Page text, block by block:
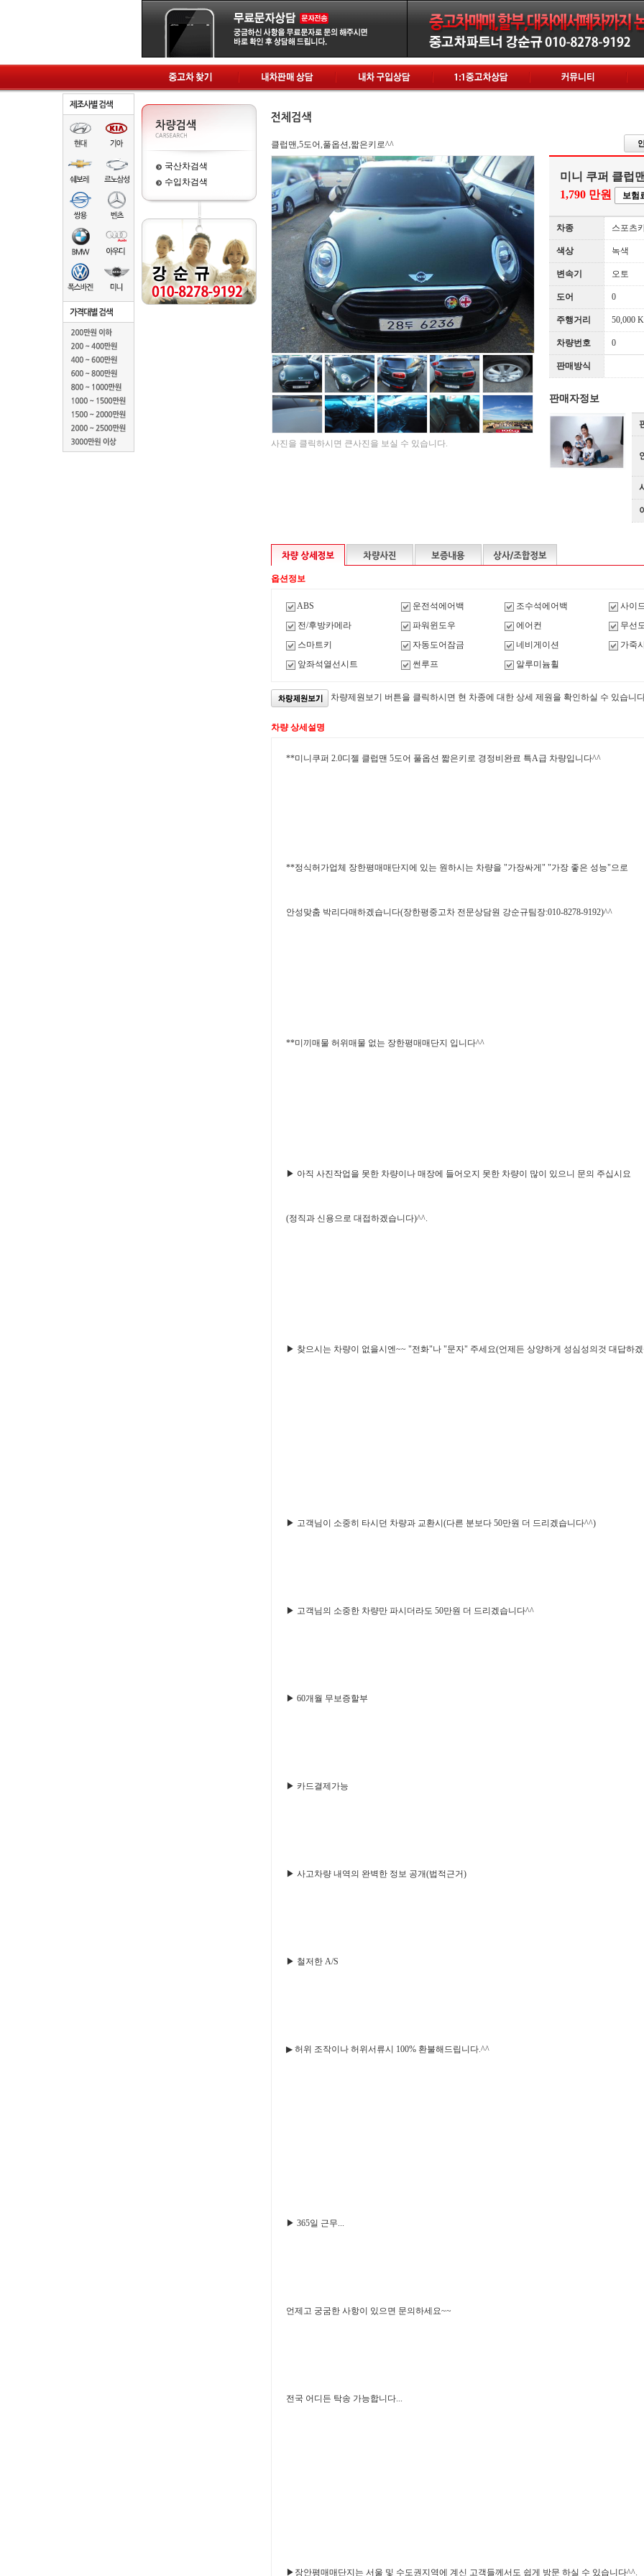
홈으로 | 로그인 | 회원가입
국산차검색
수입차검색
클럽맨,5도어,풀옵션,짧은키로^^
사진을 클릭하시면 큰사진을 보실 수 있습니다.
미니 쿠퍼 클럽
1,790 만원
보험
차종 스포츠
색상 녹색
변속기 오토
도어 0
주행거리 50,000
차량번호 0
판매방식
판매자정보
옵션정보
ABS 운전석에어백 조수석에어백 사이
전/후방카메라
파워윈도우 에어컨 무선
스마트키
자동도어잠금 네비게이션 가죽
앞좌석열선시트
썬루프 알루미늄휠
차량제원보기 버튼을 클릭하시면 현 차종에 대한 상세 제원을 확인하실 수 있습니
차량 상세설명
**미니쿠퍼 2.0디젤 클럽맨 5도어 풀옵션 짧은키로 경정비완료 특A급 차량입니다^^
**정식허가업체 장한평매매단지에 있는 원하시는 차량을 "가장싸게" "가장 좋은 성능"으로
안성맞춤 박리다매하겠습니다(장한평중고차 전문상담원 강순규팀장:010-8278-9192)^^
**미끼매물 허위매물 없는 장한평매매단지 입니다^^
▶ 아직 사진작업을 못한 차량이나 매장에 들어오지 못한 차량이 많이 있으니 문의 주십시요
(정직과 신용으로 대접하겠습니다)^^.
▶ 찾으시는 차량이 없을시엔~~ "전화"나 "문자" 주세요(언제든 상양하게 성심성의것 대답하
▶ 고객님이 소중히 타시던 차량과 교환시(다른 분보다 50만원 더 드리겠습니다^^)
▶ 고객님의 소중한 차량만 파시더라도 50만원 더 드리겠습니다^^
▶ 60개월 무보증할부
▶ 카드결제가능
▶ 사고차량 내역의 완벽한 정보 공개(법적근거)
▶ 철저한 A/S
▶ 허위 조작이나 허위서류시 100% 환불해드립니다.^^
▶ 365일 근무...
언제고 궁굼한 사항이 있으면 문의하세요~~
전국 어디든 탁송 가능합니다...
▶장안평매매단지는 서울 및 수도권지역에 계신 고객들께서도 쉽게 방문 하실 수 있습니다^^.